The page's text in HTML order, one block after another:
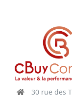
30 rue des